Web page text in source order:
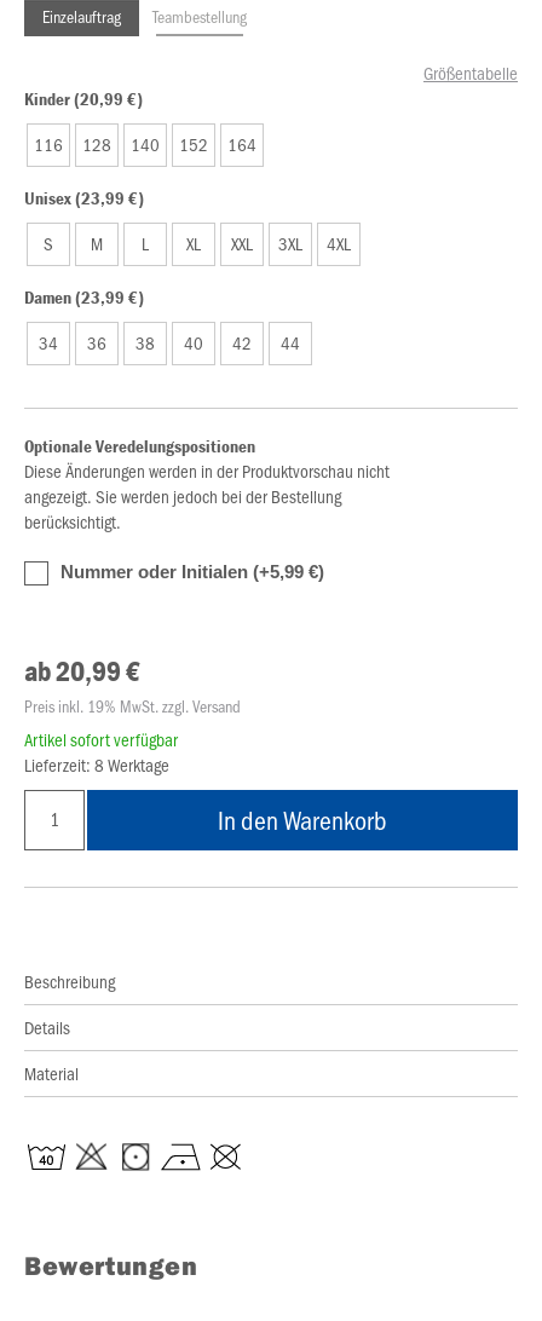
Einzelauftrag Teambestellung
Größentabelle
Kinder (20,99 €)
116 128 140 152 164
Unisex (23,99 €)
S M L XL XXL 3XL 4XL
Damen (23,99 €)
34 36 38 40 42 44
Optionale Veredelungspositionen
Diese Änderungen werden in der Produktvorschau nicht
angezeigt. Sie werden jedoch bei der Bestellung
berücksichtigt.
Nummer oder Initialen (+5,99 €)
ab 20,99 €
Preis inkl. 19% MwSt. zzgl. Versand
Artikel sofort verfügbar
Lieferzeit: 8 Werktage
In den Warenkorb
Beschreibung
Details
Material
Bewertungen